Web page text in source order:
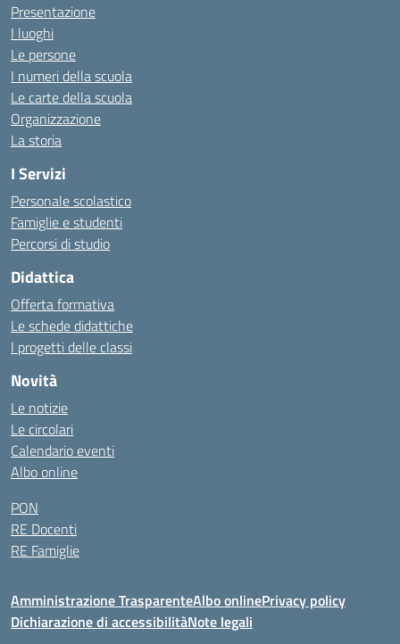
Presentazione
I luoghi
Le persone
I numeri della scuola
Le carte della scuola
Organizzazione
La storia
I Servizi
Personale scolastico
Famiglie e studenti
Percorsi di studio
Didattica
Offerta formativa
Le schede didattiche
I progetti delle classi
Novità
Le notizie
Le circolari
Calendario eventi
Albo online
PON
RE Docenti
RE Famiglie
Amministrazione TrasparenteAlbo onlinePrivacy policy
Dichiarazione di accessibilitàNote legali